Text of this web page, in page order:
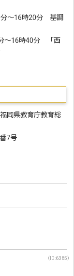
～16時20分 基調
時40分 「西
岡県教育庁教育総
7号
（ID:6385）